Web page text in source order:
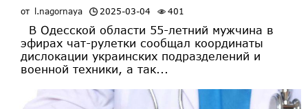
от l.nagornaya 2025-03-04 401
В Одесской области 55-летний мужчина в
эфирах чат-рулетки сообщал координаты
дислокации украинских подразделений и
военной техники, а так...